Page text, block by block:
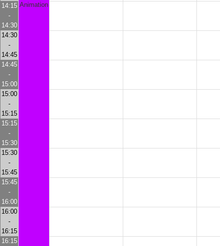
Animation
14:15
-
14:30
14:30
-
14:45
14:45
-
15:00
15:00
-
15:15
15:15
-
15:30
15:30
-
15:45
15:45
-
16:00
16:00
-
16:15
16:15